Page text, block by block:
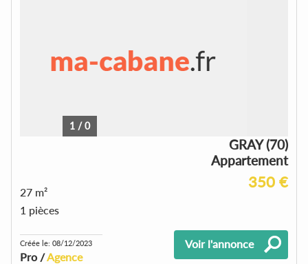
1 /0
GRAY (70)
Appartement
350 €
27 m²
1 pièces
Créée le: 08/12/2023
Pro /Agence
Voir l'annonce